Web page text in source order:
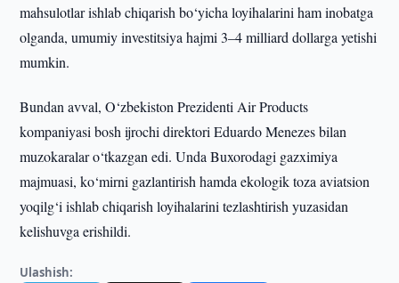
mahsulotlar ishlab chiqarish bo‘yicha loyihalarini ham inobatga
olganda, umumiy investitsiya hajmi 3–4 milliard dollarga yetishi
mumkin.
Bundan avval, O‘zbekiston Prezidenti Air Products
kompaniyasi bosh ijrochi direktori Eduardo Menezes bilan
muzokaralar o‘tkazgan edi. Unda Buxorodagi gazximiya
majmuasi, ko‘mirni gazlantirish hamda ekologik toza aviatsion
yoqilg‘i ishlab chiqarish loyihalarini tezlashtirish yuzasidan
kelishuvga erishildi.
Ulashish: